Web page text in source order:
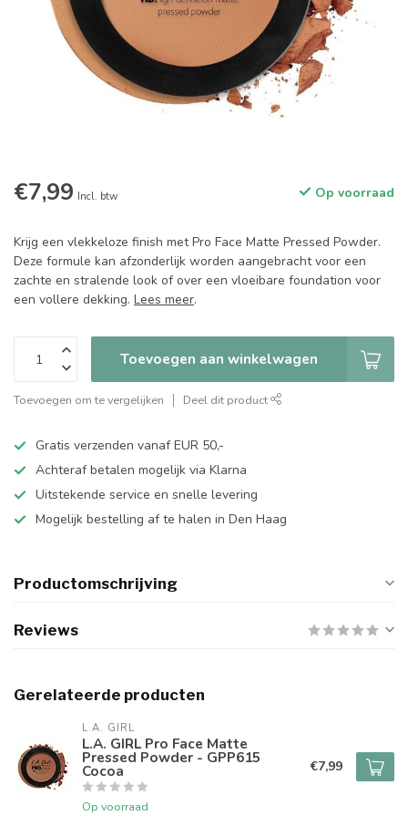
€7,99 Incl. btw Op voorraad
Krijg een vlekkeloze finish met Pro Face Matte Pressed Powder.
Deze formule kan afzonderlijk worden aangebracht voor een
zachte en stralende look of over een vloeibare foundation voor
een vollere dekking. Lees meer.
Toevoegen aan winkelwagen
Toevoegen om te vergelijken Deel dit product
Gratis verzenden vanaf EUR 50,-
Achteraf betalen mogelijk via Klarna
Uitstekende service en snelle levering
Mogelijk bestelling af te halen in Den Haag
Productomschrijving
Reviews
Gerelateerde producten
L.A. GIRL
L.A. GIRL Pro Face Matte
Pressed Powder - GPP615
Cocoa
Op voorraad
€7,99